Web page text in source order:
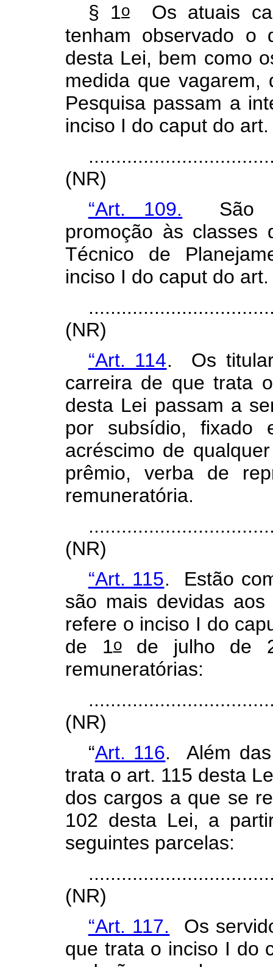
§ 1oOs atuais
tenham observado o
desta Lei, bem como
medida que vagarem,
Pesquisa passam a
inciso I do caputdo art.
(NR)
“Art. 109. São
promoção às
Técnico de
inciso I do caputdo art.
(NR)
“Art. 114. Os
carreira de que trata
desta Lei passam a
por subsídio, fixado
acréscimo de
prêmio, verba de
remuneratória.
(NR)
“Art. 115. Estão
são mais devidas
refere o inciso I do
de 1ode julho de
remuneratórias:
(NR)
“Art. 116. Além das
trata o art. 115 desta
dos cargos a que se
102 desta Lei, a
seguintes parcelas:
(NR)
“Art. 117. Os
que trata o inciso I do